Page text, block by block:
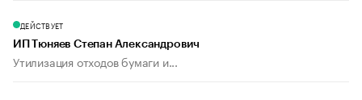
ДЕЙСТВУЕТ
ИП Тюняев Степан Александрович
Утилизация отходов бумаги и...